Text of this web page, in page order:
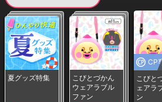
夏グッズ特集
こびとづかん
ウェアラブル
ファン
CP
こびと
ェアラ
ン